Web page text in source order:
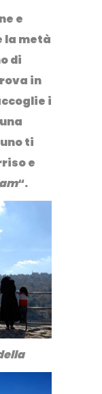
e
la metà
di
in
i
ti
e
“.